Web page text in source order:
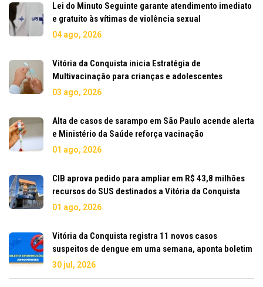
Lei do Minuto Seguinte garante atendimento imediato
e gratuito às vítimas de violência sexual
04 ago, 2026
Vitória da Conquista inicia Estratégia de
Multivacinação para crianças e adolescentes
03 ago, 2026
Alta de casos de sarampo em São Paulo acende alerta
e Ministério da Saúde reforça vacinação
01 ago, 2026
CIB aprova pedido para ampliar em R$ 43,8 milhões
recursos do SUS destinados a Vitória da Conquista
01 ago, 2026
Vitória da Conquista registra 11 novos casos
suspeitos de dengue em uma semana, aponta boletim
30 jul, 2026